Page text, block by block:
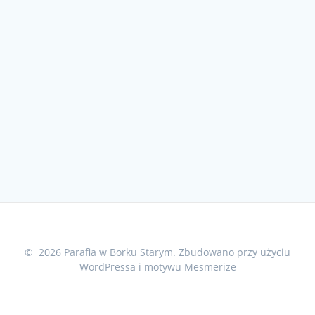
© 2026 Parafia w Borku Starym. Zbudowano przy użyciu
WordPressa i motywu Mesmerize